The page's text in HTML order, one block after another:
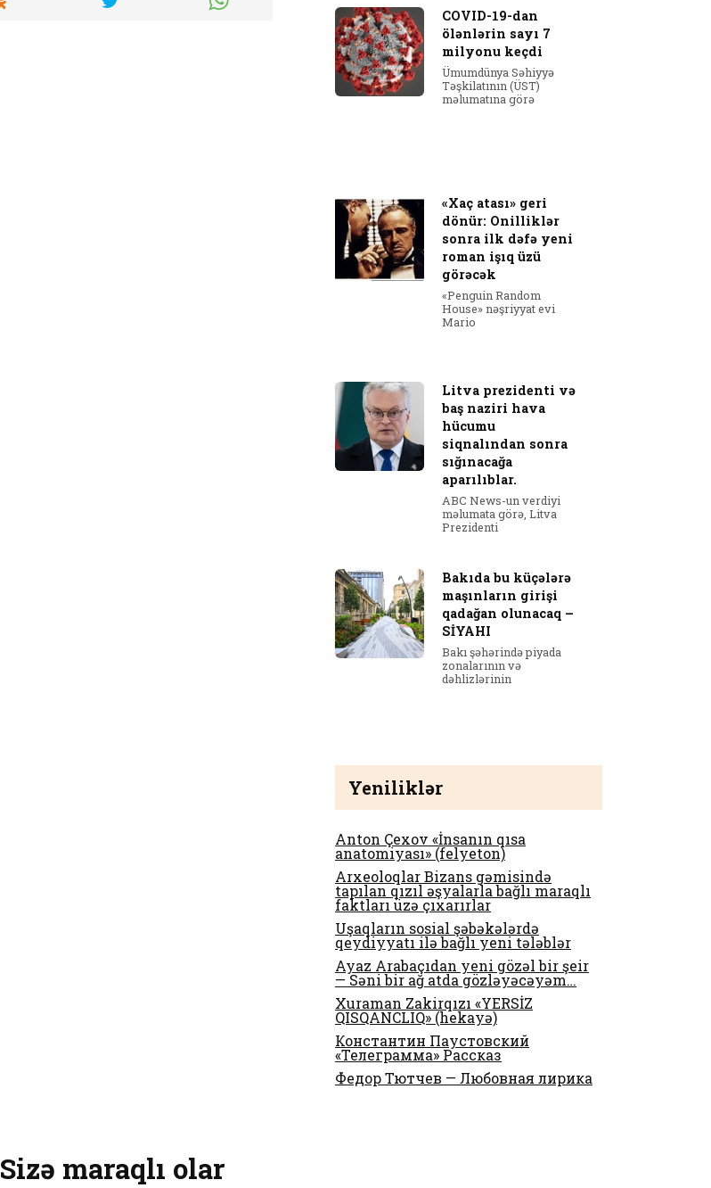
COVID-19-dan
ölənlərin sayı 7
milyonu keçdi
Ümumdünya Səhiyyə
Təşkilatının (ÜST)
məlumatına görə
«Xaç atası» geri
dönür: Onilliklər
sonra ilk dəfə yeni
roman işıq üzü
görəcək
«Penguin Random
House» nəşriyyat evi
Mario
Litva prezidenti və
baş naziri hava
hücumu
siqnalından sonra
sığınacağa
aparılıblar.
ABC News-un verdiyi
məlumata görə, Litva
Prezidenti
Bakıda bu küçələrə
maşınların girişi
qadağan olunacaq –
SİYAHI
Bakı şəhərində piyada
zonalarının və
dəhlizlərinin
Yeniliklər
Anton Çexov «İnsanın qısa
anatomiyası» (felyeton)
Arxeoloqlar Bizans gəmisində
tapılan qızıl əşyalarla bağlı maraqlı
faktları üzə çıxarırlar
Uşaqların sosial şəbəkələrdə
qeydiyyatı ilə bağlı yeni tələblər
Ayaz Arabaçıdan yeni gözəl bir şeir
— Səni bir ağ atda gözləyəcəyəm…
Xuraman Zakirqızı «YERSİZ
QISQANCLIQ» (hekayə)
Константин Паустовский
«Телеграмма» Рассказ
Федор Тютчев — Любовная лирика
Sizə maraqlı olar